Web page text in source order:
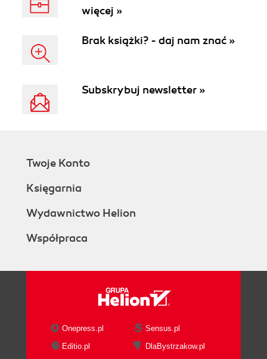
więcej »
Brak książki? - daj nam znać »
Subskrybuj newsletter »
Twoje Konto
Księgarnia
Wydawnictwo Helion
Współpraca
Onepress.pl
Sensus.pl
Editio.pl
DlaBystrzakow.pl